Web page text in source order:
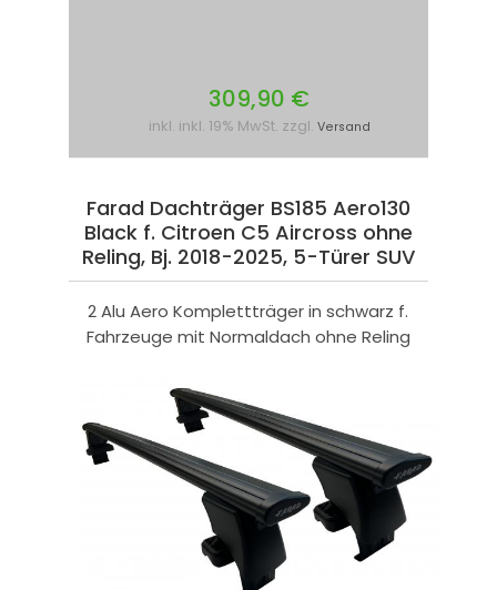
309,90 €
inkl. inkl. 19% MwSt. zzgl. Versand
Farad Dachträger BS185 Aero130
Black f. Citroen C5 Aircross ohne
Reling, Bj. 2018-2025, 5-Türer SUV
2 Alu Aero Komplettträger in schwarz f.
Fahrzeuge mit Normaldach ohne Reling